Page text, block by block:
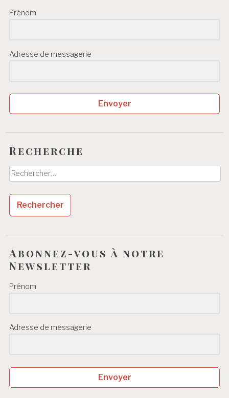
Prénom
Adresse de messagerie
Envoyer
Recherche
Rechercher :
Abonnez-vous à notre
Newsletter
Prénom
Adresse de messagerie
Envoyer